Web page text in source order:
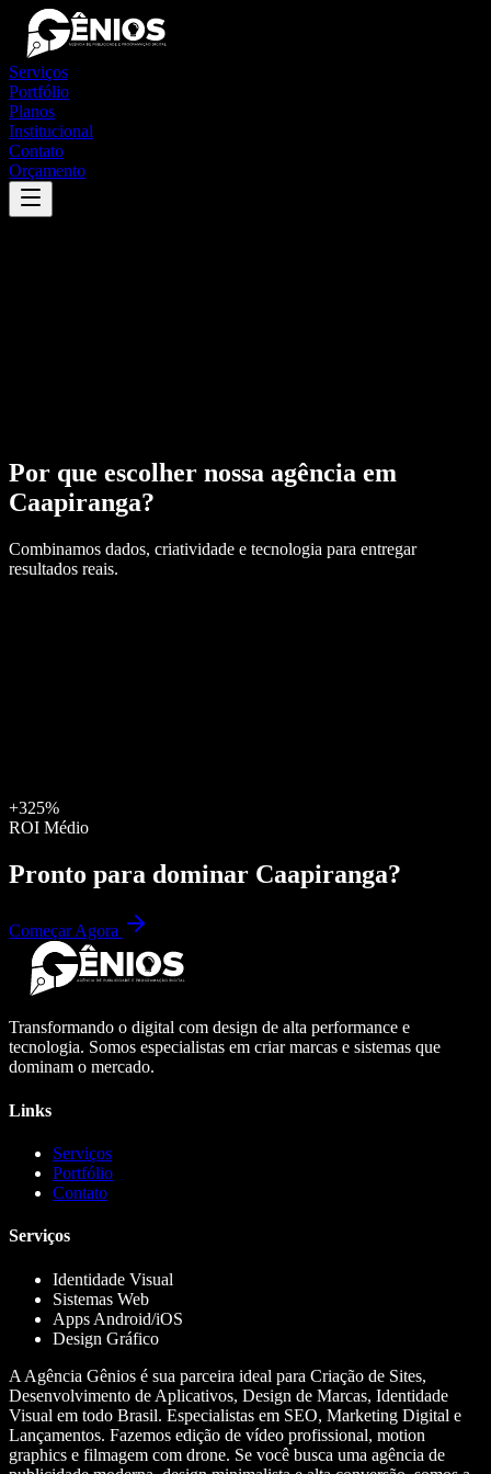
Serviços
Portfólio
Planos
Institucional
Contato
Orçamento
Por que escolher nossa agência em
Caapiranga?
Combinamos dados, criatividade e tecnologia para entregar
resultados reais.
+325%
ROI Médio
Pronto para dominar Caapiranga?
Começar Agora
Transformando o digital com design de alta performance e
tecnologia. Somos especialistas em criar marcas e sistemas que
dominam o mercado.
Links
Serviços
Portfólio
Contato
Serviços
Identidade Visual
Sistemas Web
Apps Android/iOS
Design Gráfico
A Agência Gênios é sua parceira ideal para Criação de Sites,
Desenvolvimento de Aplicativos, Design de Marcas, Identidade
Visual em todo Brasil. Especialistas em SEO, Marketing Digital e
Lançamentos. Fazemos edição de vídeo profissional, motion
graphics e filmagem com drone. Se você busca uma agência de